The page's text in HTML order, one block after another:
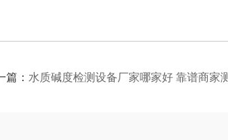
篇： 水质碱度检测设备厂家哪家好 靠谱商家